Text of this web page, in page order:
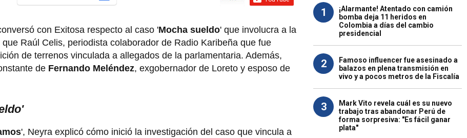
con Exitosa respecto al caso 'Mocha sueldo' que involucra a la
que Raúl Celis, periodista colaborador de Radio Karibeña que fue
de terrenos vinculada a allegados de la parlamentaria. Además,
de Fernando Meléndez, exgobernador de Loreto y esposo de
', Neyra explicó cómo inició la investigación del caso que vincula a
1
¡Alarmante! Atentado con camión
bomba deja 11 heridos en
Colombia a días del cambio
presidencial
2
Famoso influencer fue asesinado a
balazos en plena transmisión en
vivo y a pocos metros de la Fiscalía
3
Mark Vito revela cuál es su nuevo
trabajo tras abandonar Perú de
forma sorpresiva: "Es fácil ganar
plata"